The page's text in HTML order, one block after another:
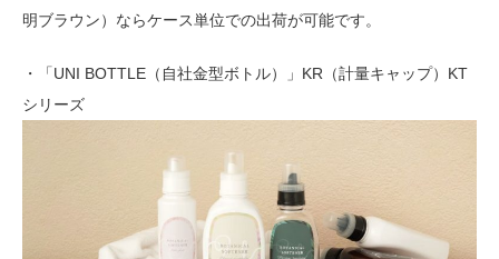
明ブラウン）ならケース単位での出荷が可能です。
・「UNI BOTTLE（自社金型ボトル）」KR（計量キャップ）KT
シリーズ